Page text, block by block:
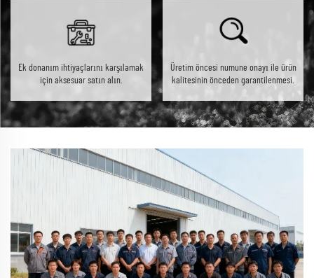
Ek donanım ihtiyaçlarını karşılamak
için aksesuar satın alın.
Üretim öncesi numune onayı ile ürün
kalitesinin önceden garantilenmesi.